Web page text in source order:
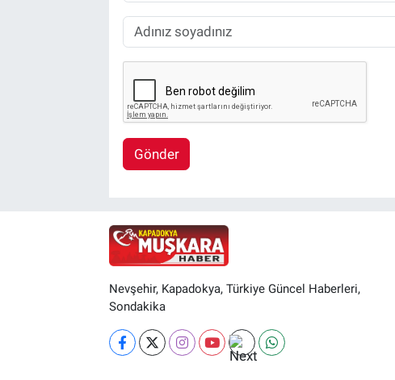
Gönder
Nevşehir, Kapadokya, Türkiye Güncel Haberleri,
Sondakika